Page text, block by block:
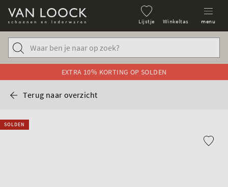
Lijstje Winkeltas menu
EXTRA 10% KORTING OP SOLDEN
Terug naar overzicht
SOLDEN